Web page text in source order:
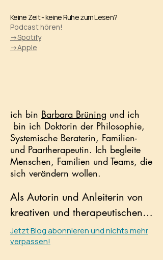
Keine Zeit - keine Ruhe zum Lesen?
Podcast hören!
->Spotify
->Apple
​ich bin Barbara Brüning und ich
bin ich Doktorin der Philosophie,
Systemische Beraterin, Familien-
und Paartherapeutin. Ich begleite
Menschen, Familien und Teams, die
sich verändern wollen.
Als Autorin und Anleiterin von
kreativen und therapeutischen
Schreibkursen entfessele ich die
kreative Kraft des Unbewussten,
Jetzt Blog abonnieren und nichts mehr
verpassen!